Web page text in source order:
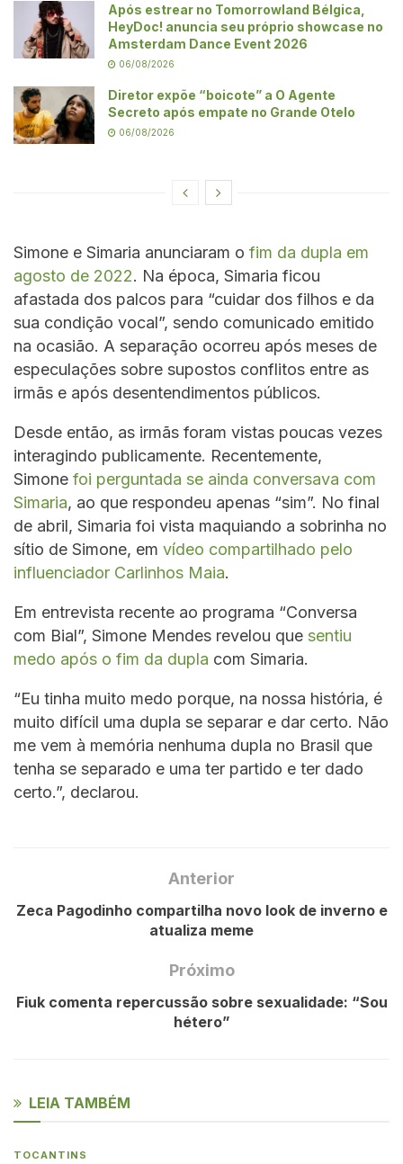
Após estrear no Tomorrowland Bélgica,
HeyDoc! anuncia seu próprio showcase no
Amsterdam Dance Event 2026
06/08/2026
Diretor expõe “boicote” a O Agente
Secreto após empate no Grande Otelo
06/08/2026
Simone e Simaria anunciaram o fim da dupla em
agosto de 2022. Na época, Simaria ficou
afastada dos palcos para “cuidar dos filhos e da
sua condição vocal”, sendo comunicado emitido
na ocasião. A separação ocorreu após meses de
especulações sobre supostos conflitos entre as
irmãs e após desentendimentos públicos.
Desde então, as irmãs foram vistas poucas vezes
interagindo publicamente. Recentemente,
Simone foi perguntada se ainda conversava com
Simaria, ao que respondeu apenas “sim”. No final
de abril, Simaria foi vista maquiando a sobrinha no
sítio de Simone, em vídeo compartilhado pelo
influenciador Carlinhos Maia.
Em entrevista recente ao programa “Conversa
com Bial”, Simone Mendes revelou que sentiu
medo após o fim da dupla com Simaria.
“Eu tinha muito medo porque, na nossa história, é
muito difícil uma dupla se separar e dar certo. Não
me vem à memória nenhuma dupla no Brasil que
tenha se separado e uma ter partido e ter dado
certo.”, declarou.
Anterior
Zeca Pagodinho compartilha novo look de inverno e
atualiza meme
Próximo
Fiuk comenta repercussão sobre sexualidade: “Sou
hétero”
LEIA TAMBÉM
TOCANTINS